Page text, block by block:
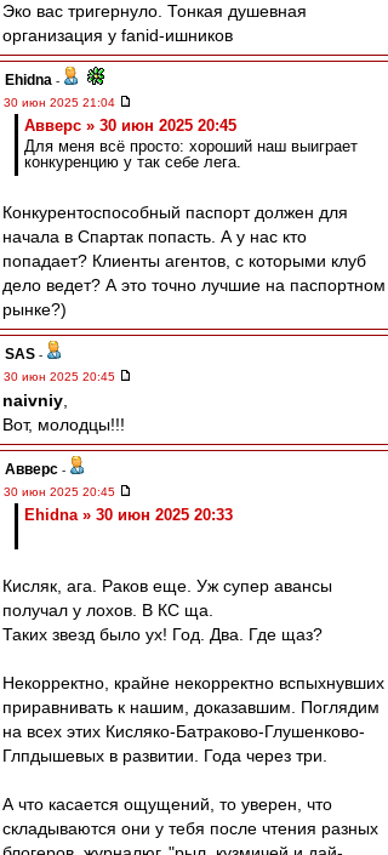
Эко вас тригернуло. Тонкая душевная
организация у fanid-ишников
Ehidna -
30 июн 2025 21:04
Авверс » 30 июн 2025 20:45
Для меня всё просто: хороший наш выиграет
конкуренцию у так себе лега.
Конкурентоспособный паспорт должен для
начала в Спартак попасть. А у нас кто
попадает? Клиенты агентов, с которыми клуб
дело ведет? А это точно лучшие на паспортном
рынке?)
SAS -
30 июн 2025 20:45
naivniy
Вот, молодцы!!!
Авверс -
30 июн 2025 20:45
Ehidna » 30 июн 2025 20:33
Кисляк, ага. Раков еще. Уж супер авансы
получал у лохов. В КС ща.
Таких звезд было ух! Год. Два. Где щаз?
Некорректно, крайне некорректно вспыхнувших
приравнивать к нашим, доказавшим. Поглядим
на всех этих Кисляко-Батраково-Глушенково-
Глпдышевых в развитии. Года через три.
А что касается ощущений, то уверен, что
складываются они у тебя после чтения разных